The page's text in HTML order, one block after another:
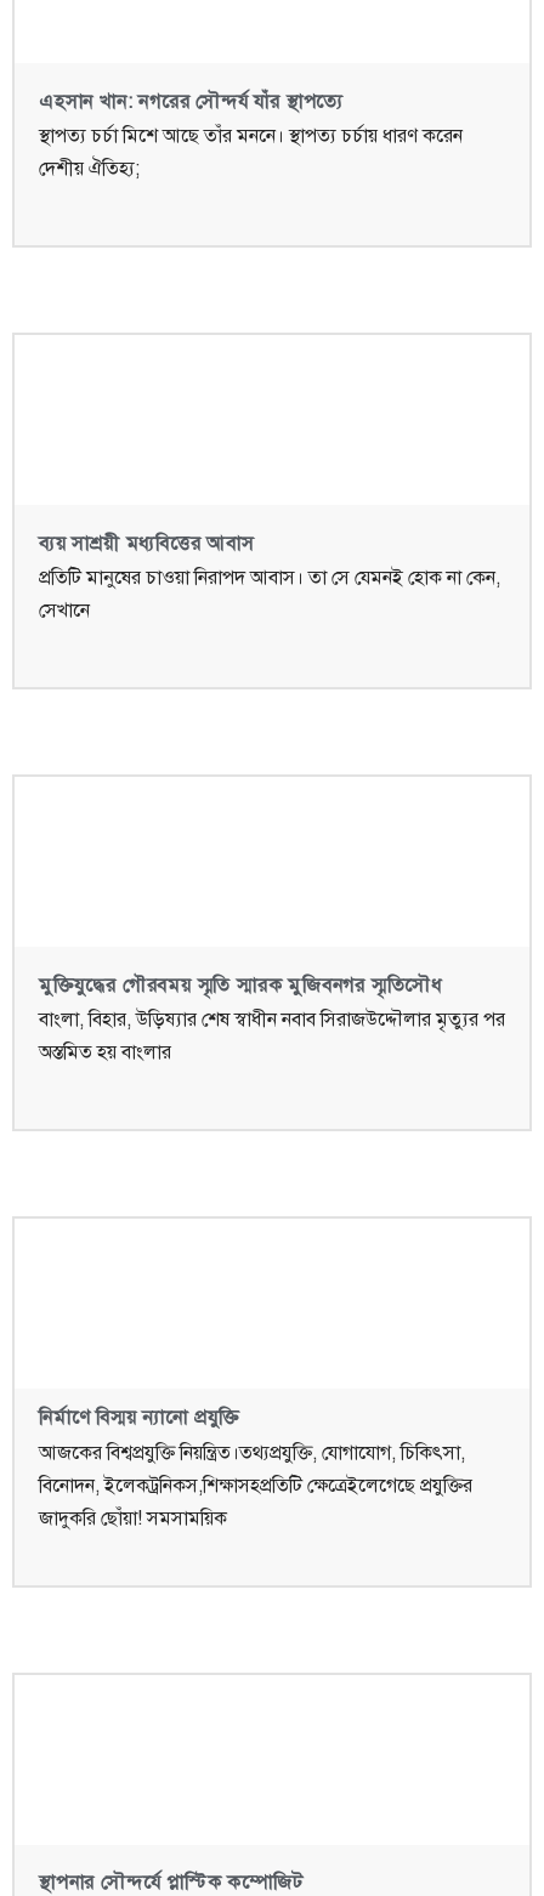
এহসান খান: নগরের সৌন্দর্য যাঁর স্থাপত্যে
স্থাপত্য চর্চা মিশে আছে তাঁর মননে। স্থাপত্য চর্চায় ধারণ করেন
দেশীয় ঐতিহ্য;
ব্যয় সাশ্রয়ী মধ্যবিত্তের আবাস
প্রতিটি মানুষের চাওয়া নিরাপদ আবাস। তা সে যেমনই হোক না কেন,
সেখানে
মুক্তিযুদ্ধের গৌরবময় স্মৃতি স্মারক মুজিবনগর স্মৃতিসৌধ
বাংলা, বিহার, উড়িষ্যার শেষ স্বাধীন নবাব সিরাজউদ্দৌলার মৃত্যুর পর
অস্তমিত হয় বাংলার
নির্মাণে বিস্ময় ন্যানো প্রযুক্তি
আজকের বিশ্বপ্রযুক্তি নিয়ন্ত্রিত।তথ্যপ্রযুক্তি, যোগাযোগ, চিকিৎসা,
বিনোদন, ইলেকট্রনিকস,শিক্ষাসহপ্রতিটি ক্ষেত্রেইলেগেছে প্রযুক্তির
জাদুকরি ছোঁয়া! সমসাময়িক
স্থাপনার সৌন্দর্যে প্লাস্টিক কম্পোজিট